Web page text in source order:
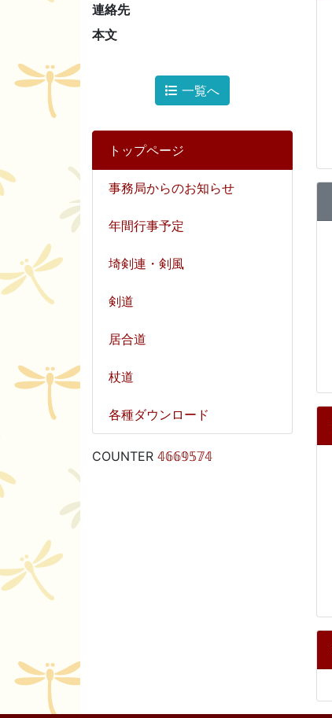
連絡先
本文
一覧へ
トップページ
事務局からのお知らせ
年間行事予定
埼剣連・剣風
剣道
居合道
杖道
各種ダウンロード
COUNTER 𝟜𝟞𝟞𝟡𝟝𝟟𝟜